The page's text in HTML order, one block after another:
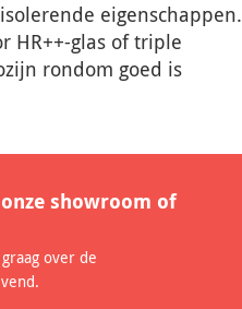
eigenschappen.
HR++-glas of triple
rondom goed is
showroom of
over de